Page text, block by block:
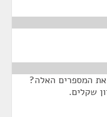
המספרים האלה?
שקלים.